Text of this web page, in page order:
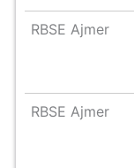
RBSE Ajmer
RBSE Ajmer